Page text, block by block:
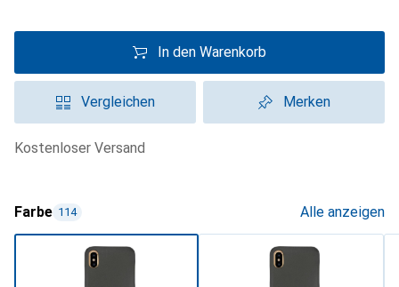
In den Warenkorb
Vergleichen Merken
kostenloser Versand
Farbe 114 Alle anzeigen